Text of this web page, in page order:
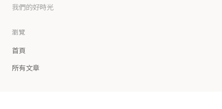
我們的好時光
瀏覽
首頁
所有文章